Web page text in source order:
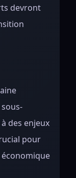
devront
des enjeux
pour